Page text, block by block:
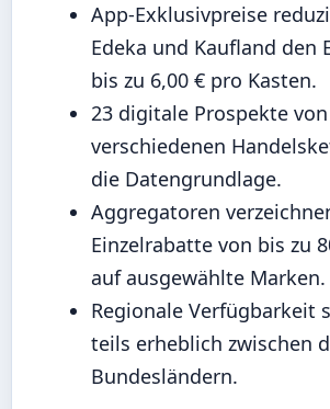
App-Exklusivpreise
Edeka und Kaufland den
bis zu 6,00 € pro Kasten.
23 digitale Prospekte
verschiedenen
die Datengrundlage.
Aggregatoren
Einzelrabatte von bis zu
auf ausgewählte Marken.
Regionale Verfügbarkeit
teils erheblich zwischen
Bundesländern.